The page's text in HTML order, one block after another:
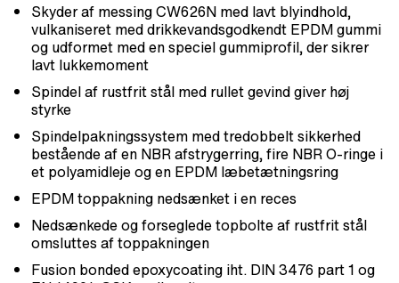
Skyder af messing CW626N med lavt blyindhold,
vulkaniseret med drikkevandsgodkendt EPDM gummi
og udformet med en speciel gummiprofil, der sikrer
lavt lukkemoment
Spindel af rustfrit stål med rullet gevind giver høj
styrke
Spindelpakningssystem med tredobbelt sikkerhed
bestående af en NBR afstrygerring, fire NBR O-ringe i
et polyamidleje og en EPDM læbetætningsring
EPDM toppakning nedsænket i en reces
Nedsænkede og forseglede topbolte af rustfrit stål
omsluttes af toppakningen
Fusion bonded epoxycoating iht. DIN 3476 part 1 og